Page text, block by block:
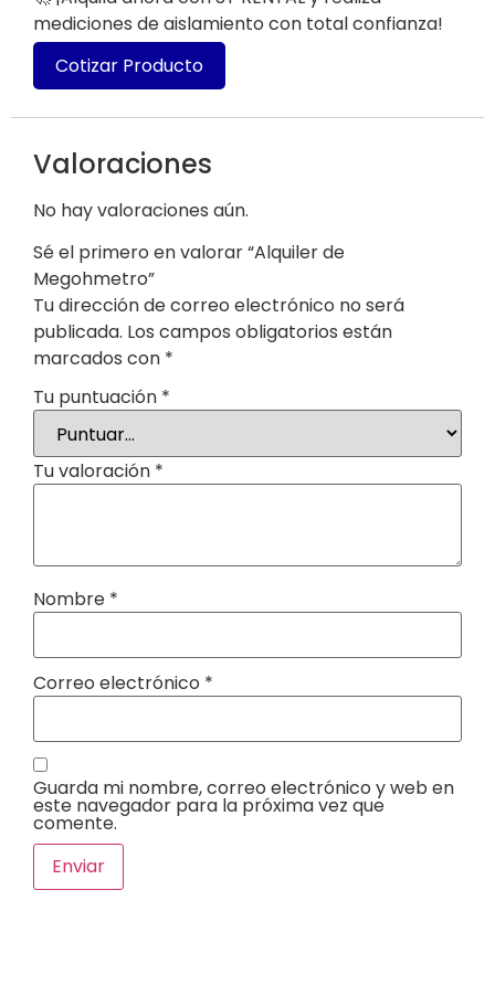
mediciones de aislamiento con total confianza!
Cotizar Producto
Valoraciones
No hay valoraciones aún.
Sé el primero en valorar “Alquiler de
Megohmetro”
Tu dirección de correo electrónico no será
publicada. Los campos obligatorios están
marcados con *
Tu puntuación *
Tu valoración *
Nombre *
Correo electrónico *
Guarda mi nombre, correo electrónico y web en
este navegador para la próxima vez que
comente.